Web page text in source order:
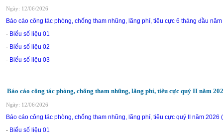
Ngày: 12/06/2026
Báo cáo công tác phòng, chống tham nhũng, lãng phí, tiêu cực 6 tháng đầu
- Biểu số liệu 01
- Biểu số liệu 02
- Biểu số liệu 03
Báo cáo công tác phòng, chống tham nhũng, lãng phí, tiêu cực quý II năm
Ngày: 12/06/2026
Báo cáo công tác phòng, chống tham nhũng, lãng phí, tiêu cực quý II năm
- Biểu số liệu 01